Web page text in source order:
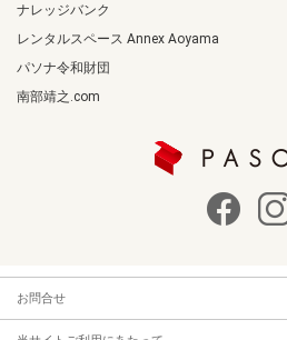
ナレッジバンク
レンタルスペース Annex Aoyama
パソナ令和財団
南部靖之.com
お問合せ